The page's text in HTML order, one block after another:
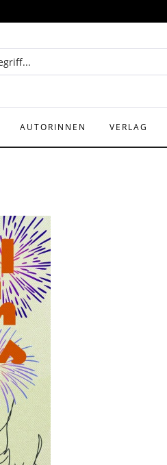
AUTORINNEN VERLAG